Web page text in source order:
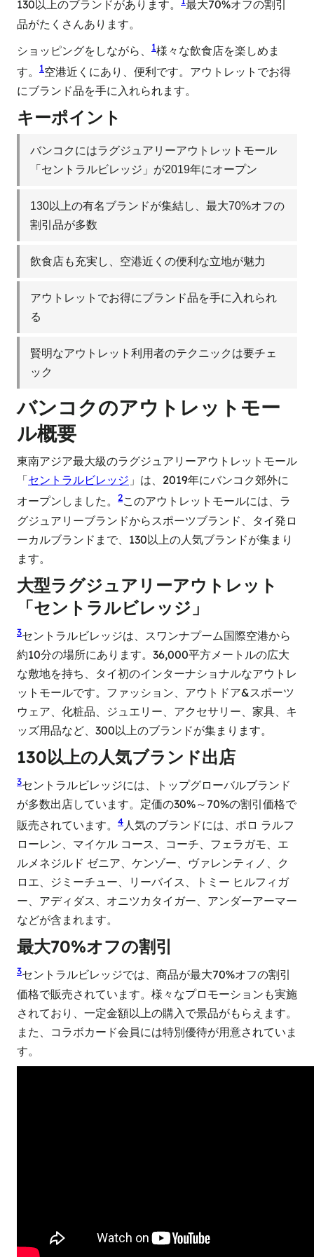
130以上のブランドがあります。
最大70%オフの割引
品がたくさんあります。
ショッピングをしながら、
1様々な飲食店を楽しめま
す。
1空港近くにあり、便利です。アウトレットでお得
にブランド品を手に入れられます。
キーポイント
バンコクにはラグジュアリーアウトレットモール
「セントラルビレッジ」が2019年にオープン
130以上の有名ブランドが集結し、最大70%オフの
割引品が多数
飲食店も充実し、空港近くの便利な立地が魅力
アウトレットでお得にブランド品を手に入れられ
る
賢明なアウトレット利用者のテクニックは要チェ
ック
バンコクのアウトレットモー
ル概要
東南アジア最大級のラグジュアリーアウトレットモール
「セントラルビレッジ 」は、2019年にバンコク郊外に
オープンしました。
2このアウトレットモールには、ラ
グジュアリーブランドからスポーツブランド、タイ発ロ
ーカルブランドまで、130以上の人気ブランドが集まり
ます。
大型ラグジュアリーアウトレット
「セントラルビレッジ」
3セントラルビレッジは、スワンナプーム国際空港から
約10分の場所にあります。36,000平方メートルの広大
な敷地を持ち、タイ初のインターナショナルなアウトレ
ットモールです。ファッション、アウトドア&スポーツ
ウェア、化粧品、ジュエリー、アクセサリー、家具、キ
ッズ用品など、300以上のブランドが集まります。
130以上の人気ブランド出店
3セントラルビレッジには、トップグローバルブランド
が多数出店しています。定価の30%～70%の割引価格で
販売されています。
4人気のブランドには、ポロ ラルフ
ローレン、マイケル コース、コーチ、フェラガモ、エ
ルメネジルド ゼニア、ケンゾー、ヴァレンティノ、ク
ロエ、ジミーチュー、リーバイス、トミー ヒルフィガ
ー、アディダス、オニツカタイガー、アンダーアーマー
などが含まれます。
最大70%オフの割引
3セントラルビレッジでは、商品が最大70%オフの割引
価格で販売されています。様々なプロモーションも実施
されており、一定金額以上の購入で景品がもらえます。
また、コラボカード会員には特別優待が用意されていま
す。